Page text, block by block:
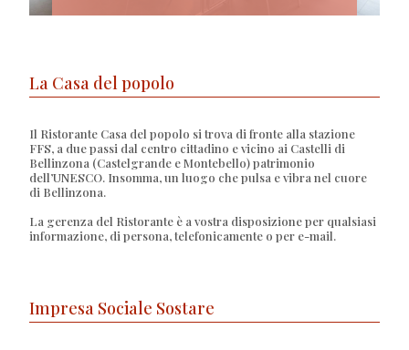
La Casa del popolo
Il Ristorante Casa del popolo si trova di fronte alla stazione
FFS, a due passi dal centro cittadino e vicino ai Castelli di
Bellinzona (Castelgrande e Montebello) patrimonio
dell’UNESCO. Insomma, un luogo che pulsa e vibra nel cuore
di Bellinzona.
La gerenza del Ristorante è a vostra disposizione per qualsiasi
informazione, di persona, telefonicamente o per e-mail.
Impresa Sociale Sostare